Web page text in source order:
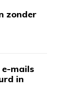
zonder
mails
in